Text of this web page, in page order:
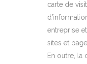
carte de
entreprise
sites et
En outre, la